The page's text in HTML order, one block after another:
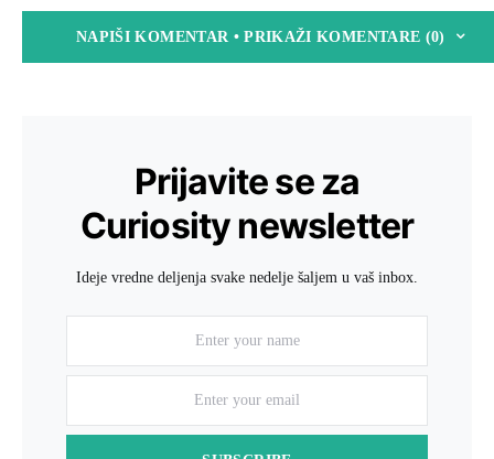
NAPIŠI KOMENTAR • PRIKAŽI KOMENTARE (0)
Prijavite se za
Curiosity newsletter
Ideje vredne deljenja svake nedelje šaljem u vaš inbox.